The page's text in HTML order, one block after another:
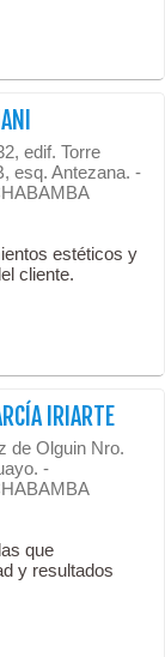
edif. Torre
esq. Antezana. -
estéticos y
cliente.
IRIARTE
de Olguin Nro.
-
que
y resultados